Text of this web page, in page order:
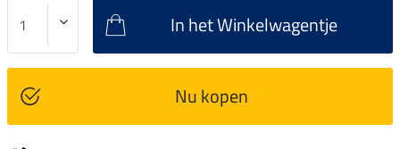
In het Winkelwagentje
Nu kopen